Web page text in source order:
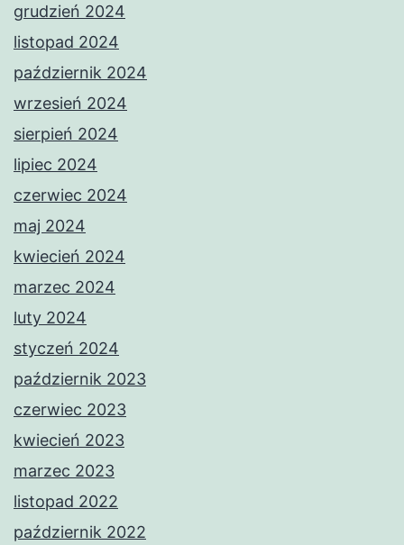
grudzień 2024
listopad 2024
październik 2024
wrzesień 2024
sierpień 2024
lipiec 2024
czerwiec 2024
maj 2024
kwiecień 2024
marzec 2024
luty 2024
styczeń 2024
październik 2023
czerwiec 2023
kwiecień 2023
marzec 2023
listopad 2022
październik 2022